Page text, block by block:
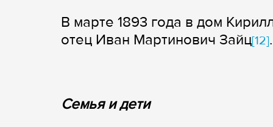
В марте 1893 года в дом
отец Иван Мартинович Зайц[12].
Семья и дети